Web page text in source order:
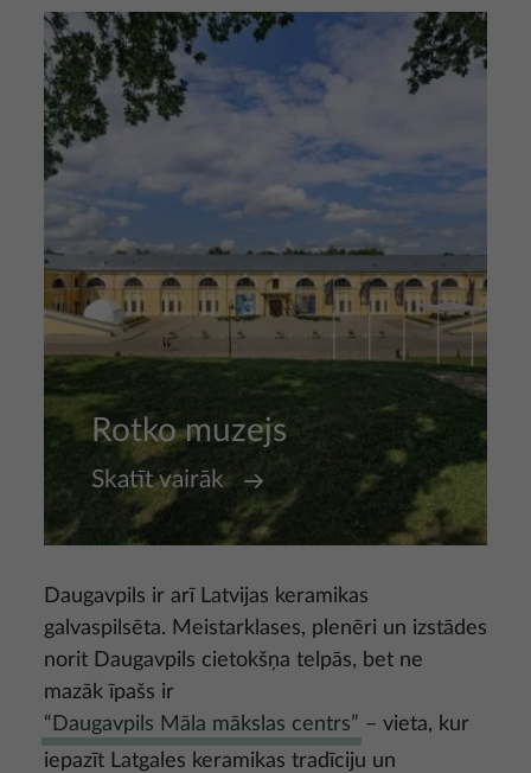
Rotko muzejs
Attēls
Skatīt vairāk
Daugavpils ir arī Latvijas keramikas
galvaspilsēta. Meistarklases, plenēri un izstādes
norit Daugavpils cietokšņa telpās, bet ne
mazāk īpašs ir
“Daugavpils Māla mākslas centrs” – vieta, kur
iepazīt Latgales keramikas tradīciju un